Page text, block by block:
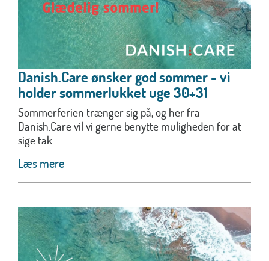
Danish.Care ønsker god sommer - vi
holder sommerlukket uge 30+31
Sommerferien trænger sig på, og her fra
Danish.Care vil vi gerne benytte muligheden for at
sige tak...
Læs mere